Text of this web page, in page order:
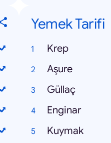
Yemek Tarifi
Krep
Aşure
Güllaç
Enginar
Kuymak